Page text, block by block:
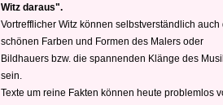
Witz daraus".
Vortrefflicher Witz können selbstverständlich auch
schönen Farben und Formen des Malers oder
Bildhauers bzw. die spannenden Klänge des
sein.
Texte um reine Fakten können heute problemlos